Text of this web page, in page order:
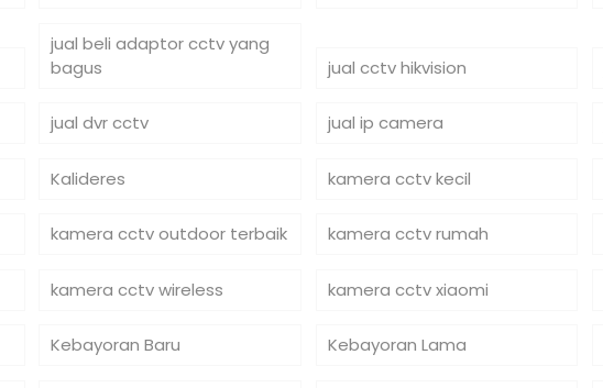
jual beli adaptor cctv yang
bagus
jual cctv hikvision
jual dvr cctv jual ip camera
Kalideres kamera cctv kecil
kamera cctv outdoor terbaik kamera cctv rumah
kamera cctv wireless kamera cctv xiaomi
Kebayoran Baru Kebayoran Lama